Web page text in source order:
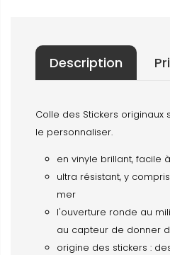
Description
Colle des Stickers
le personnaliser.
en vinyle brillant, facile
ultra résistant, y
mer
l'ouverture ronde au
au capteur de donner
origine des stickers :